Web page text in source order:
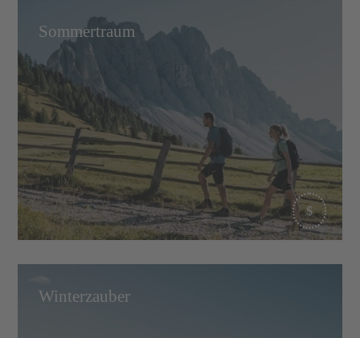
Sommertraum
Winterzauber